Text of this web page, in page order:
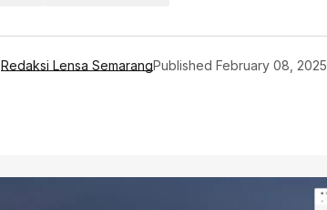
Redaksi Lensa SemarangPublished February 08, 2025